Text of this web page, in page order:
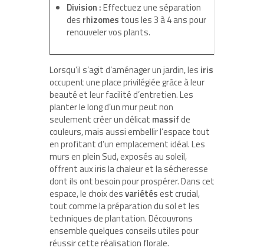
Division :Effectuez une séparation
des rhizomes tous les 3 à 4 ans pour
renouveler vos plants.
Lorsqu’il s’agit d’aménager un jardin, les iris
occupent une place privilégiée grâce à leur
beauté et leur facilité d’entretien. Les
planter le long d’un mur peut non
seulement créer un délicat massifde
couleurs, mais aussi embellir l’espace tout
en profitant d’un emplacement idéal. Les
murs en plein Sud, exposés au soleil,
offrent aux iris la chaleur et la sécheresse
dont ils ont besoin pour prospérer. Dans cet
espace, le choix desvariétésest crucial,
tout comme la préparation du sol et les
techniques de plantation. Découvrons
ensemble quelques conseils utiles pour
réussir cette réalisation florale.